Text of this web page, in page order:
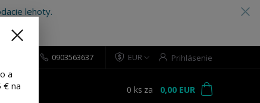
lehoty.
EUR Prihlásenie
0903563637
0 ks za 0,00 EUR
a
€ na